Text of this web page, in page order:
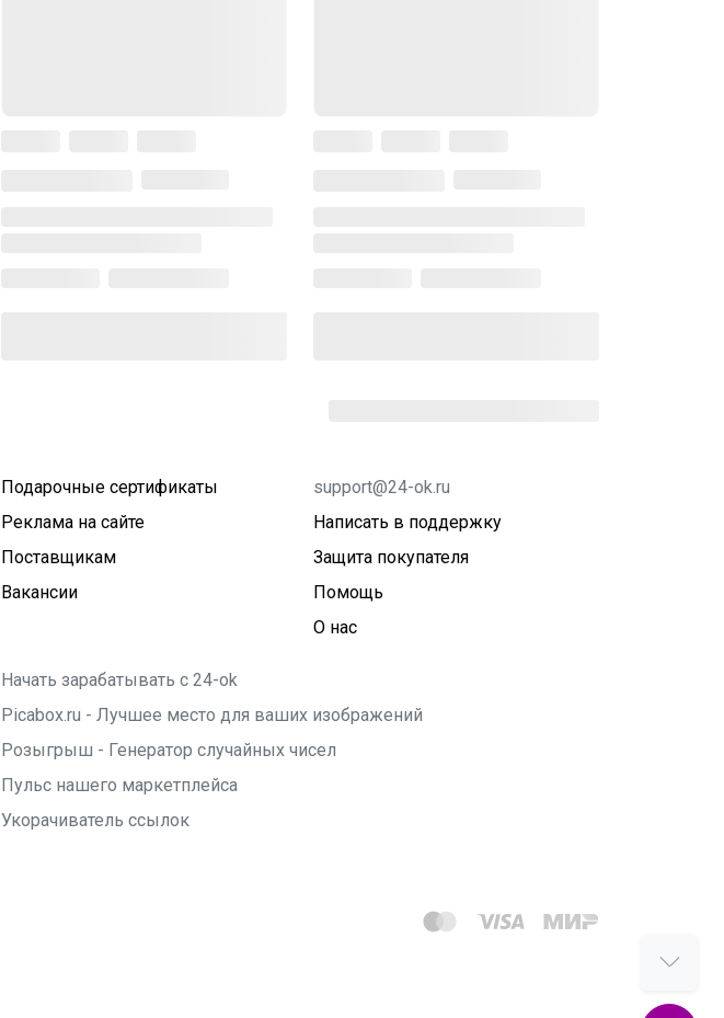
Подарочные сертификаты
Реклама на сайте
Поставщикам
Вакансии
support@24-ok.ru
Написать в поддержку
Защита покупателя
Помощь
О нас
Начать зарабатывать с 24-ok
Picabox.ru - Лучшее место для ваших изображений
Розыгрыш - Генератор случайных чисел
Пульс нашего маркетплейса
Укорачиватель ссылок